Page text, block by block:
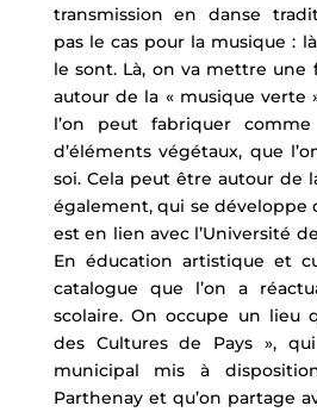
transmission en danse
pas le cas pour la musique :
le sont. Là, on va mettre une
autour de la « musique verte
l’on peut fabriquer
d’éléments végétaux, que
soi. Cela peut être autour de
également, qui se développe
est en lien avec l’Université
En éducation artistique et
catalogue que l’on a
scolaire. On occupe un lieu
des Cultures de Pays »,
municipal mis à
Parthenay et qu’on partage